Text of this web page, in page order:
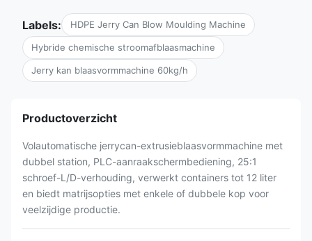
Labels: HDPE Jerry Can Blow Moulding Machine
Hybride chemische stroomafblaasmachine
Jerry kan blaasvormmachine 60kg/h
Productoverzicht
Volautomatische jerrycan-extrusieblaasvormmachine met
dubbel station, PLC-aanraakschermbediening, 25:1
schroef-L/D-verhouding, verwerkt containers tot 12 liter
en biedt matrijsopties met enkele of dubbele kop voor
veelzijdige productie.